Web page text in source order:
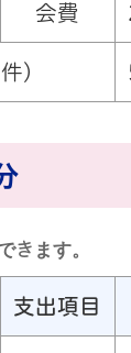
会費
)
きます。
支出項目